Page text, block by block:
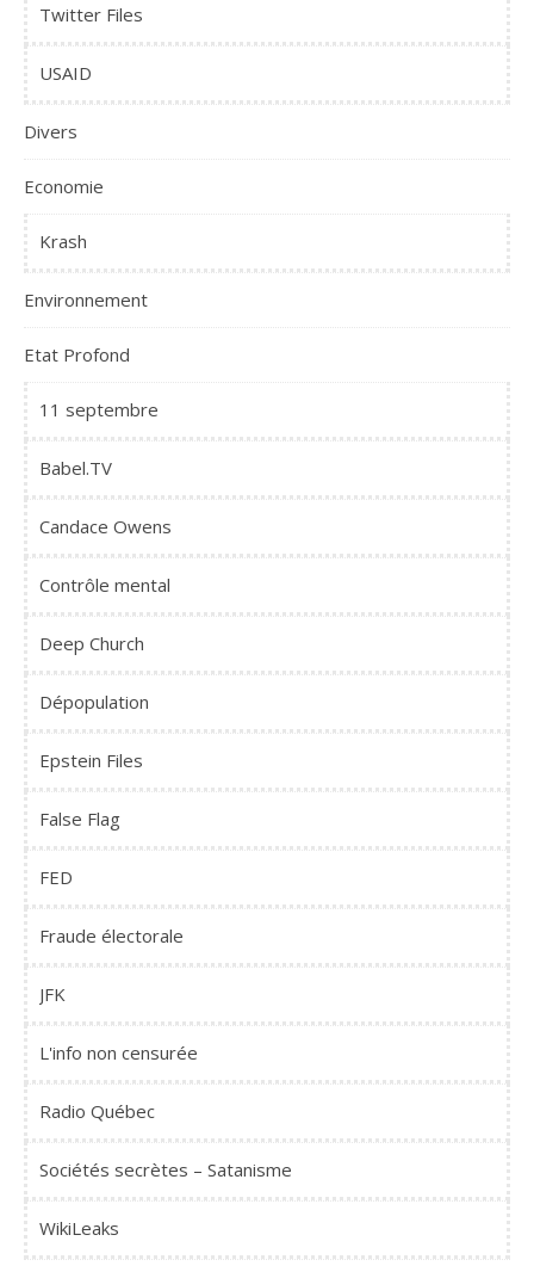
Twitter Files
USAID
Divers
Economie
Krash
Environnement
Etat Profond
11 septembre
Babel.TV
Candace Owens
Contrôle mental
Deep Church
Dépopulation
Epstein Files
False Flag
FED
Fraude électorale
JFK
L'info non censurée
Radio Québec
Sociétés secrètes – Satanisme
WikiLeaks